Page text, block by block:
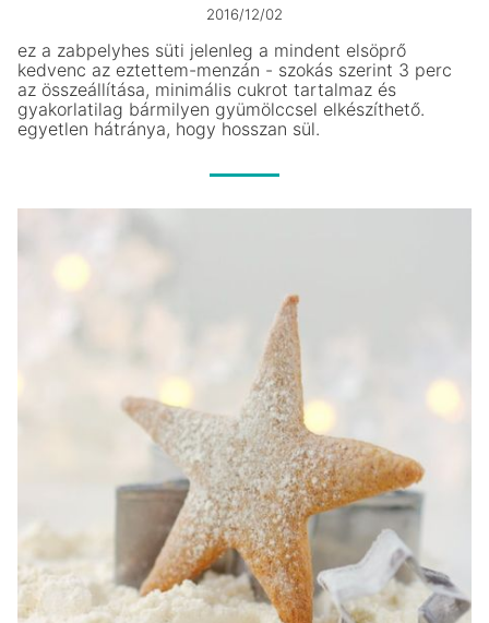
2016/12/02
ez a zabpelyhes süti jelenleg a mindent elsöprő
kedvenc az eztettem-menzán - szokás szerint 3 perc
az összeállítása, minimális cukrot tartalmaz és
gyakorlatilag bármilyen gyümölccsel elkészíthető.
egyetlen hátránya, hogy hosszan sül.